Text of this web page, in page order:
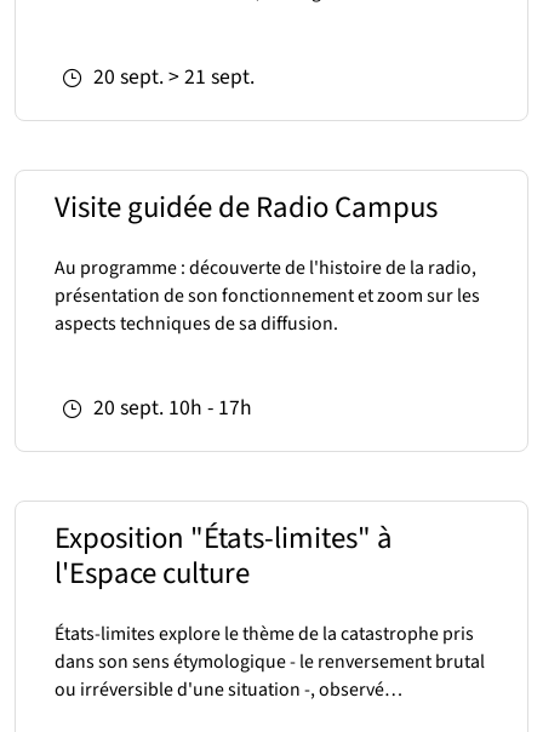
Du 20 sept.
au >21 sept.
Visite guidée de Radio Campus
Au programme : découverte de l'histoire de la radio,
présentation de son fonctionnement et zoom sur les
aspects techniques de sa diffusion.
20 sept. 10h - 17h
Exposition "États-limites" à
l'Espace culture
États-limites explore le thème de la catastrophe pris
dans son sens étymologique - le renversement brutal
ou irréversible d'une situation -, observé…